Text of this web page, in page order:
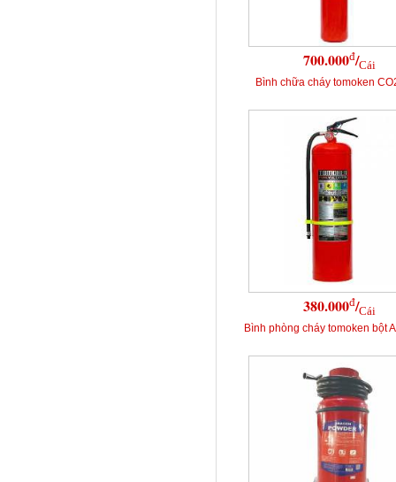
700.000đ/Cái
Bình chữa cháy tomoken
380.000đ/Cái
Bình phòng cháy tomoken bột